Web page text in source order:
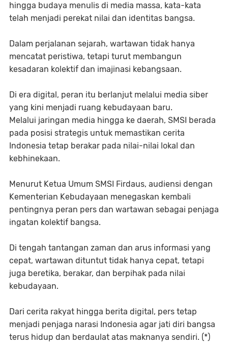
hingga budaya menulis di media massa, kata-kata
telah menjadi perekat nilai dan identitas bangsa.
Dalam perjalanan sejarah, wartawan tidak hanya
mencatat peristiwa, tetapi turut membangun
kesadaran kolektif dan imajinasi kebangsaan.
Di era digital, peran itu berlanjut melalui media siber
yang kini menjadi ruang kebudayaan baru.
Melalui jaringan media hingga ke daerah, SMSI berada
pada posisi strategis untuk memastikan cerita
Indonesia tetap berakar pada nilai-nilai lokal dan
kebhinekaan.
Menurut Ketua Umum SMSI Firdaus, audiensi dengan
Kementerian Kebudayaan menegaskan kembali
pentingnya peran pers dan wartawan sebagai penjaga
ingatan kolektif bangsa.
Di tengah tantangan zaman dan arus informasi yang
cepat, wartawan dituntut tidak hanya cepat, tetapi
juga beretika, berakar, dan berpihak pada nilai
kebudayaan.
Dari cerita rakyat hingga berita digital, pers tetap
menjadi penjaga narasi Indonesia agar jati diri bangsa
terus hidup dan berdaulat atas maknanya sendiri. (*)